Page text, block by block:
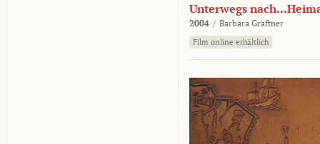
Unterwegs
2004 / Barbara Gräftner
Film online erhältlich